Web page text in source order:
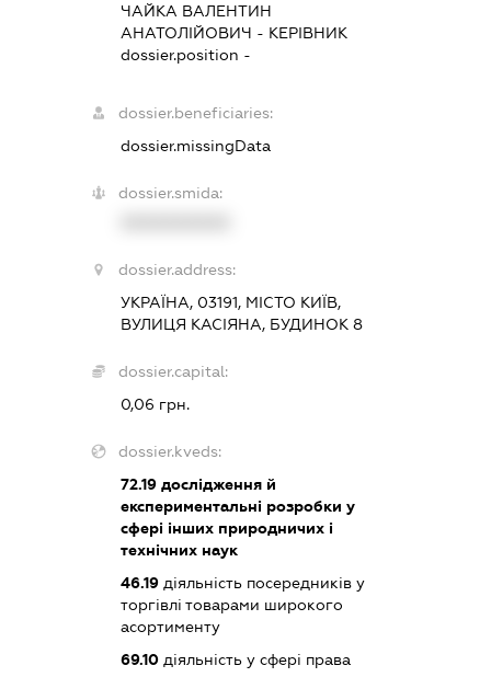
ЧАЙКА ВАЛЕНТИН
АНАТОЛІЙОВИЧ - КЕРІВНИК
dossier.position -
dossier.beneficiaries:
dossier.missingData
dossier.smida:
dossier.address:
УКРАЇНА, 03191, МІСТО КИЇВ,
ВУЛИЦЯ КАСІЯНА, БУДИНОК 8
dossier.capital:
0,06 грн.
dossier.kveds:
72.19дослідження й
експериментальні розробки у
сфері інших природничих і
технічних наук
46.19діяльність посередників у
торгівлі товарами широкого
асортименту
69.10діяльність у сфері права